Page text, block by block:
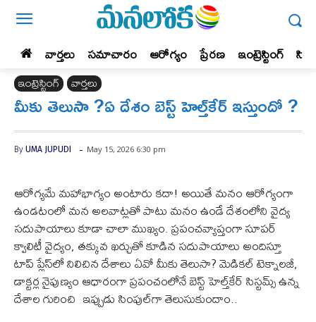
వార్తలు సమాచారం ఆరోగ్యం ప్రేర‌ణ‌ ఇంట్రెస్టింగ్‌
ఇంట్రెస్టింగ్‌ వార్తలు
మీకు తెలుసా ?ఏ దేశం బెస్ట్ హెల్త్‌కేర్ ఇస్తుందో ?
By UMA JUPUDI - May 15, 2026 6:30 pm
ఆరోగ్యమే మహాభాగ్యం అంటారు కదా! అయితే మనం ఆరోగ్యంగా
ఉండటంలో మన అలవాట్లతో పాటు మనం ఉండే దేశంలోని వైద్య
సదుపాయాలు కూడా చాలా ముఖ్యం. ప్రపంచవ్యాప్తంగా సూపర్
క్వాలిటీ వైద్యం, తక్కువ ఖర్చుతో కూడిన సదుపాయాలు అందిస్తూ
టాప్ ప్లేస్‌లో నిలిచిన దేశాలు ఏవో మీకు తెలుసా? మెడికల్ టెక్నాలజీ,
డాక్టర్ల నైపుణ్యం ఆధారంగా ప్రపంచంలోనే బెస్ట్ హెల్త్‌కేర్ సిస్టమ్స్ ఉన్న
దేశాల గురించి ఇప్పుడు సింపుల్‌గా తెలుసుకుందాం..